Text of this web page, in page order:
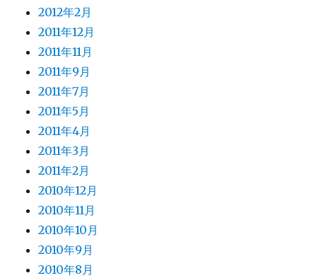
2012年2月
2011年12月
2011年11月
2011年9月
2011年7月
2011年5月
2011年4月
2011年3月
2011年2月
2010年12月
2010年11月
2010年10月
2010年9月
2010年8月